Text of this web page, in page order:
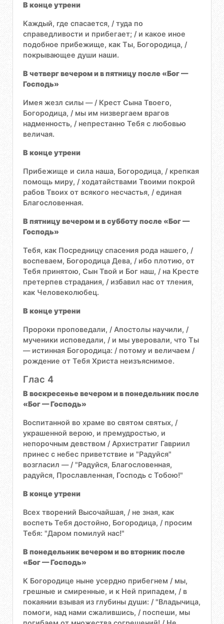
В конце утрени
Каждый, где спасается, / туда по
справедливости и прибегает; / и какое иное
подобное прибежище, как Ты, Богородица, /
покрывающее души наши.
В четверг вечером и в пятницу после «Бог —
Господь»
Имея жезл силы — / Крест Сына Твоего,
Богородица, / мы им низвергаем врагов
надменность, / непрестанно Тебя с любовью
величая.
В конце утрени
Прибежище и сила наша, Богородица, / крепкая
помощь миру, / ходатайствами Твоими покрой
рабов Твоих от всякого несчастья, / единая
Благословенная.
В пятницу вечером и в субботу после «Бог —
Господь»
Тебя, как Посредницу спасения рода нашего, /
воспеваем, Богородица Дева, / ибо плотию, от
Тебя принятою, Сын Твой и Бог наш, / на Кресте
претерпев страдания, / избавил нас от тления,
как Человеколюбец.
В конце утрени
Пророки проповедали, / Апостолы научили, /
мученики исповедали, / и мы уверовали, что Ты
— истинная Богородица: / потому и величаем /
рождение от Тебя Христа неизъяснимое.
Глас 4
В воскресенье вечером и в понедельник после
«Бог — Господь»
Воспитанной во храме во святом святых, /
украшенной верою, и премудростью, и
непорочным девством / Архистратиг Гавриил
принес с небес приветствие и "Радуйся"
возгласил — / "Радуйся, Благословенная,
радуйся, Прославленная, Господь с Тобою!"
В конце утрени
Всех творений Высочайшая, / не зная, как
воспеть Тебя достойно, Богородица, / просим
Тебя: "Даром помилуй нас!"
В понедельник вечером и во вторник после
«Бог — Господь»
К Богородице ныне усердно прибегнем / мы,
грешные и смиренные, и к Ней припадем, / в
покаянии взывая из глубины души: / "Владычица,
помоги, над нами сжалившись, / поспеши, мы